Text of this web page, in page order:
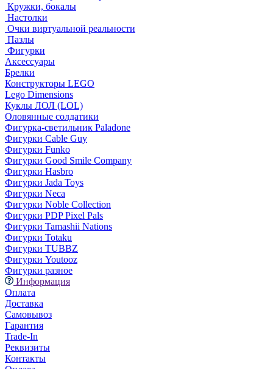
Кружки, бокалы
Настолки
Очки виртуальной реальности
Пазлы
Фигурки
Аксессуары
Брелки
Конструкторы LEGO
Lego Dimensions
Куклы ЛОЛ (LOL)
Оловянные солдатики
Фигурка-светильник Paladone
Фигурки Cable Guy
Фигурки Funko
Фигурки Good Smile Company
Фигурки Hasbro
Фигурки Jada Toys
Фигурки Neca
Фигурки Noble Collection
Фигурки PDP Pixel Pals
Фигурки Tamashii Nations
Фигурки Totaku
Фигурки TUBBZ
Фигурки Youtooz
Фигурки разное
Информация
Оплата
Доставка
Самовывоз
Гарантия
Trade-In
Реквизиты
Контакты